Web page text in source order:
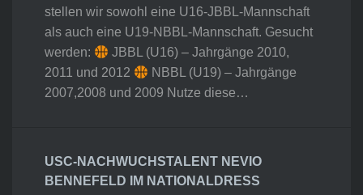
stellen wir sowohl eine U16-JBBL-Mannschaft
als auch eine U19-NBBL-Mannschaft. Gesucht
werden:
JBBL (U16) – Jahrgänge 2010,
2011 und 2012
NBBL (U19) – Jahrgänge
2007,2008 und 2009 Nutze diese…
USC-NACHWUCHSTALENT NEVIO
BENNEFELD IM NATIONALDRESS